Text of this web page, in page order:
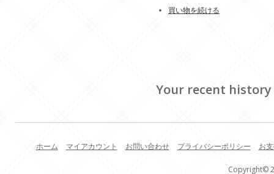
買い物を続ける
Your recent history
ホーム マイアカウント お問い合わせ プライバシーポリシー お
Copyright©